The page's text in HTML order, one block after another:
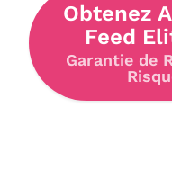
Obtenez
Feed
Garantie de